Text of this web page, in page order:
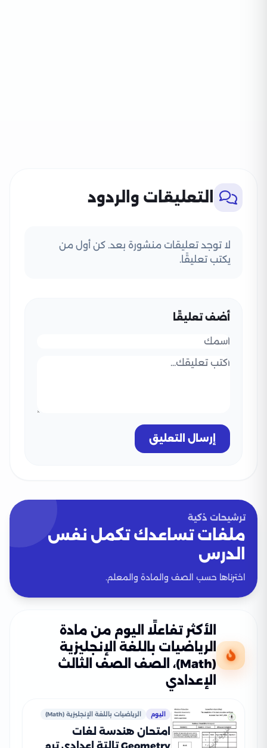
التعليقات والردود
لا توجد تعليقات منشورة بعد. كن أول من
يكتب تعليقًا.
أضف تعليقًا
إرسال التعليق
ترشيحات ذكية
ملفات تساعدك تكمل نفس
الدرس
اخترناها حسب الصف والمادة والمعلم.
الأكثر تفاعلًا اليوم من مادة
الرياضيات باللغة الإنجليزية
(Math)، الصف الصف الثالث
الإعدادي
اليوم الرياضيات باللغة الإنجليزية (Math)
امتحان هندسة لغات